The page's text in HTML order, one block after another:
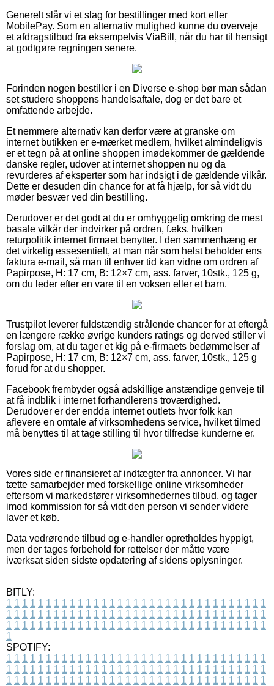
Generelt slår vi et slag for bestillinger med kort eller
MobilePay. Som en alternativ mulighed kunne du overveje
et afdragstilbud fra eksempelvis ViaBill, når du har til hensigt
at godtgøre regningen senere.
Forinden nogen bestiller i en Diverse e-shop bør man sådan
set studere shoppens handelsaftale, dog er det bare et
omfattende arbejde.
Et nemmere alternativ kan derfor være at granske om
internet butikken er e-mærket medlem, hvilket almindeligvis
er et tegn på at online shoppen imødekommer de gældende
danske regler, udover at internet shoppen nu og da
revurderes af eksperter som har indsigt i de gældende vilkår.
Dette er desuden din chance for at få hjælp, for så vidt du
møder besvær ved din bestilling.
Derudover er det godt at du er omhyggelig omkring de mest
basale vilkår der indvirker på ordren, f.eks. hvilken
returpolitik internet firmaet benytter. I den sammenhæng er
det virkelig essesentielt, at man når som helst beholder ens
faktura e-mail, så man til enhver tid kan vidne om ordren af
Papirpose, H: 17 cm, B: 12×7 cm, ass. farver, 10stk., 125 g,
om du leder efter en vare til en voksen eller et barn.
Trustpilot leverer fuldstændig strålende chancer for at eftergå
en længere række øvrige kunders ratings og derved stiller vi
forslag om, at du tager et kig på e-firmaets bedømmelser af
Papirpose, H: 17 cm, B: 12×7 cm, ass. farver, 10stk., 125 g
forud for at du shopper.
Facebook frembyder også adskillige anstændige genveje til
at få indblik i internet forhandlerens troværdighed.
Derudover er der endda internet outlets hvor folk kan
aflevere en omtale af virksomhedens service, hvilket tilmed
må benyttes til at tage stilling til hvor tilfredse kunderne er.
Vores side er finansieret af indtægter fra annoncer. Vi har
tætte samarbejder med forskellige online virksomheder
eftersom vi markedsfører virksomhedernes tilbud, og tager
imod kommission for så vidt den person vi sender videre
laver et køb.
Data vedrørende tilbud og e-handler opretholdes hyppigt,
men der tages forbehold for rettelser der måtte være
iværksat siden sidste opdatering af sidens oplysninger.
BITLY:
1 1 1 1 1 1 1 1 1 1 1 1 1 1 1 1 1 1 1 1 1 1 1 1 1 1 1 1 1 1 1 1 1
1 1 1 1 1 1 1 1 1 1 1 1 1 1 1 1 1 1 1 1 1 1 1 1 1 1 1 1 1 1 1 1 1
1 1 1 1 1 1 1 1 1 1 1 1 1 1 1 1 1 1 1 1 1 1 1 1 1 1 1 1 1 1 1 1 1
1
SPOTIFY:
1 1 1 1 1 1 1 1 1 1 1 1 1 1 1 1 1 1 1 1 1 1 1 1 1 1 1 1 1 1 1 1 1
1 1 1 1 1 1 1 1 1 1 1 1 1 1 1 1 1 1 1 1 1 1 1 1 1 1 1 1 1 1 1 1 1
1 1 1 1 1 1 1 1 1 1 1 1 1 1 1 1 1 1 1 1 1 1 1 1 1 1 1 1 1 1 1 1 1